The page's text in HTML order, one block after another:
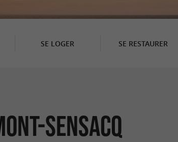
SE LOGER SE RESTAURER
Sensacq